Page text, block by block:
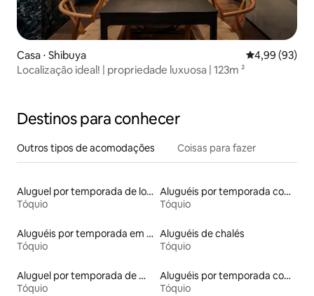
Casa ⋅ Shibuya 4,99 de uma
4,99 (93)
Localização ideal! | propriedade luxuosa | 123m ²
Destinos para conhecer
Outros tipos de acomodações Coisas para fazer
Aluguel por temporada de lofts
Tóquio
Aluguéis por temporada com acesso ao lago
Tóquio
Aluguéis por temporada em albergue
Tóquio
Aluguéis de chalés
Tóquio
Aluguel por temporada de microcasas
Tóquio
Aluguéis por temporada com banheiro para PCD
Tóquio